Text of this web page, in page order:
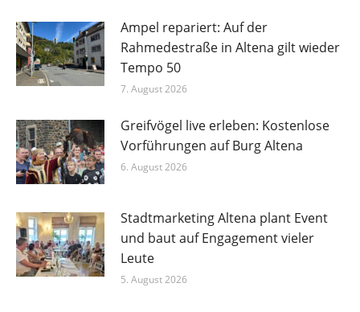
Ampel repariert: Auf der
Rahmedestraße in Altena gilt wieder
Tempo 50
7. August 2026
Greifvögel live erleben: Kostenlose
Vorführungen auf Burg Altena
6. August 2026
Stadtmarketing Altena plant Event
und baut auf Engagement vieler
Leute
5. August 2026